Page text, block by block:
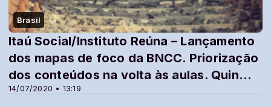
Brasil
14/07/2020 • 13:19
Itaú Social/Instituto Reúna – Lançamento
dos mapas de foco da BNCC. Priorização
dos conteúdos na volta às aulas. Quin...